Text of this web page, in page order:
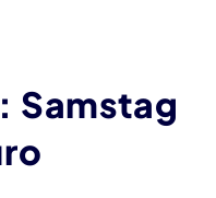
Samstag